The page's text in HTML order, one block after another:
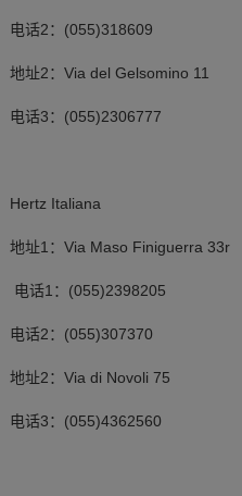
电话2：(055)318609
地址2：Via del Gelsomino 11
电话3：(055)2306777
Hertz Italiana
地址1：Via Maso Finiguerra 33r
电话1：(055)2398205
电话2：(055)307370
地址2：Via di Novoli 75
电话3：(055)4362560